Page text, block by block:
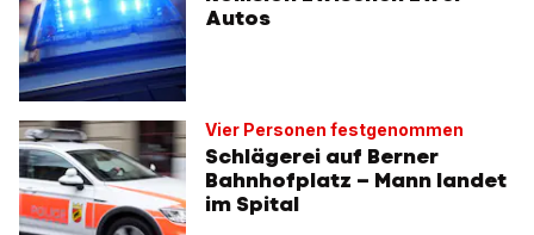
Autos
Vier Personen festgenommen
Schlägerei auf Berner
Bahnhofplatz – Mann landet
im Spital